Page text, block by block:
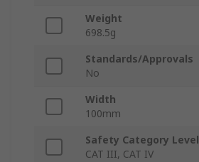
Weight
698.5g
Standards/Approvals
No
Width
100mm
Safety Category Level
CAT III, CAT IV